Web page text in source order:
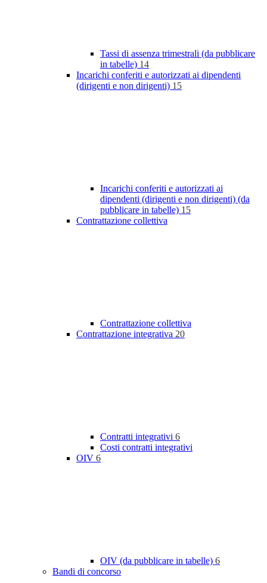
Tassi di assenza trimestrali (da pubblicare
in tabelle) 14
Incarichi conferiti e autorizzati ai dipendenti
(dirigenti e non dirigenti) 15
Incarichi conferiti e autorizzati ai
dipendenti (dirigenti e non dirigenti) (da
pubblicare in tabelle) 15
Contrattazione collettiva
Contrattazione collettiva
Contrattazione integrativa 20
Contratti integrativi 6
Costi contratti integrativi
OIV 6
OIV (da pubblicare in tabelle) 6
Bandi di concorso